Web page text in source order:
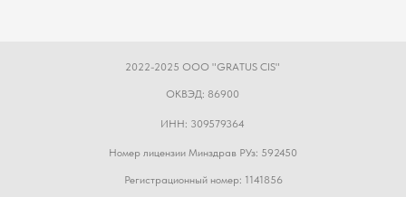
2022-2025 ООО "GRATUS CIS"
ИНН: 309579364
ОКВЭД: 86900
Номер лицензии Минздрав РУз: 592450
Регистрационный номер: 1141856